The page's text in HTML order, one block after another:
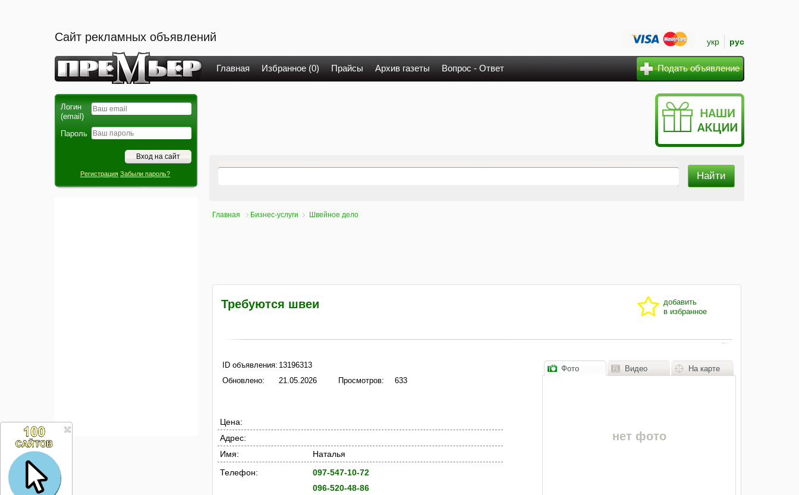
Сайт рекламных объявлений укр рус
Главная Избранное (0) Прайсы Архив газеты Вопрос - Ответ Подать объявление
Логин
(email)
Пароль
Регистрация Забыли пароль?
Главная Бизнес-услуги Швейное дело
Требуются швеи
добавить
в избранное
ID объявления: 13196313
Обновлено:
21.05.2026 Просмотров: 633
Цена:
Адрес:
Имя:
Наталья
Телефон:
097-547-10-72
096-520-48-86
Фото Видео На карте
нет фото